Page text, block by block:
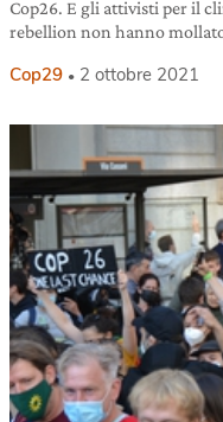
Cop26. E gli attivisti per il
rebellion non hanno
Cop29 2 ottobre 2021